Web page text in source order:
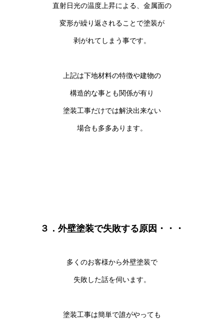
直射日光の温度上昇による、金属面の
変形が繰り返されることで塗装が
剥がれてしまう事です。
上記は下地材料の特徴や建物の
構造的な事とも関係が有り
塗装工事だけでは解決出来ない
場合も多多あります。
３． 外壁塗装で失敗する原因・・・
多くのお客様から外壁塗装で
失敗した話を伺います。
塗装工事は簡単で誰がやっても